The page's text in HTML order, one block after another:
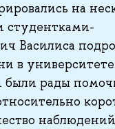
на
студентками-
Василиса
в
рады